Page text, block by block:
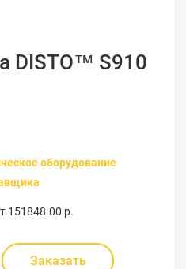
DISTO™ S910
оборудование
151848.00 р.
Заказать